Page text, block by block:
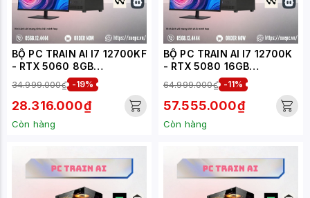
BỘ PC TRAIN AI I7 12700KF
- RTX 5060 8GB
(XUEPC090-TA)
34.999.000₫ -19%
28.316.000₫
Còn hàng
BỘ PC TRAIN AI I7 12700K
- RTX 5080 16GB
(XUEPC068-TA)
64.999.000₫ -11%
57.555.000₫
Còn hàng